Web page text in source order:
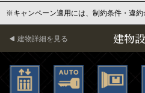
※キャンペーン適用には、制約条件・違約
建物
建物詳細を見る